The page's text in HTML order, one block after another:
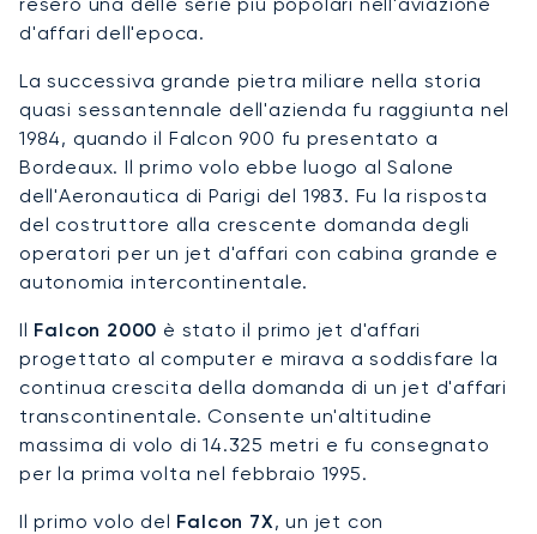
d'affari dell'epoca.
La successiva grande pietra miliare nella storia
quasi sessantennale dell'azienda fu raggiunta nel
1984, quando il Falcon 900 fu presentato a
Bordeaux. Il primo volo ebbe luogo al Salone
dell'Aeronautica di Parigi del 1983. Fu la risposta
del costruttore alla crescente domanda degli
operatori per un jet d'affari con cabina grande e
autonomia intercontinentale.
Il Falcon 2000 è stato il primo jet d'affari
progettato al computer e mirava a soddisfare la
continua crescita della domanda di un jet d'affari
transcontinentale. Consente un'altitudine
massima di volo di 14.325 metri e fu consegnato
per la prima volta nel febbraio 1995.
Il primo volo del Falcon 7X, un jet con